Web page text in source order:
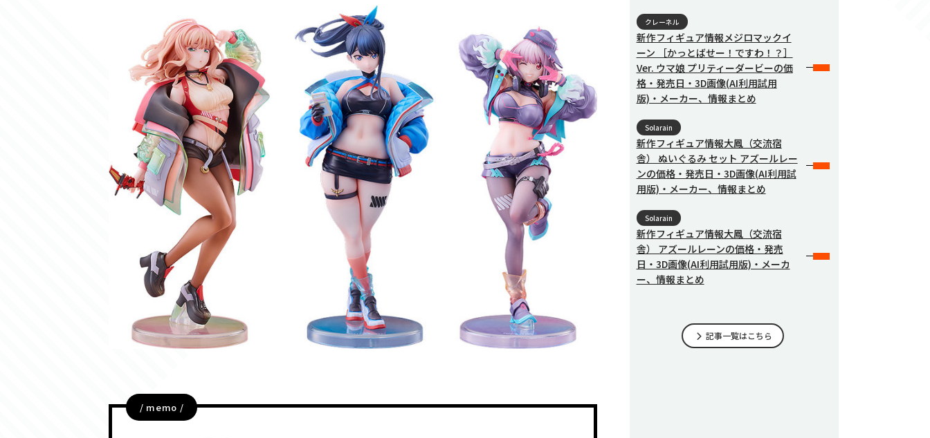
/ memo /
クレーネル
新作フィギュア情報メジロマックイ
ーン ［かっとばせー！ですわ！？］
Ver. ウマ娘 プリティーダービーの価
格・発売日・3D画像(AI利用試用
版)・メーカー、情報まとめ
Solarain
新作フィギュア情報大鳳（交流宿
舎） ぬいぐるみ セット アズールレー
ンの価格・発売日・3D画像(AI利用試
用版)・メーカー、情報まとめ
Solarain
新作フィギュア情報大鳳（交流宿
舎） アズールレーンの価格・発売
日・3D画像(AI利用試用版)・メーカ
ー、情報まとめ
記事一覧はこちら